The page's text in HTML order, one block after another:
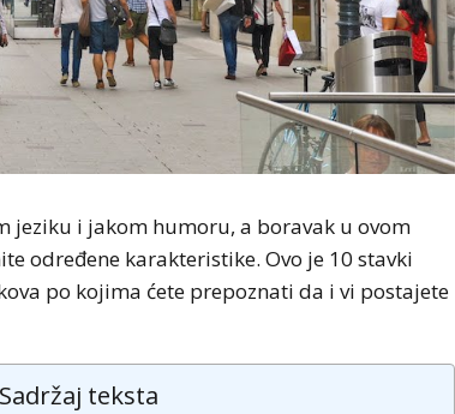
jeziku i jakom humoru, a boravak u ovom
određene karakteristike. Ovo je 10 stavki
po kojima ćete prepoznati da i vi postajete
Sadržaj teksta